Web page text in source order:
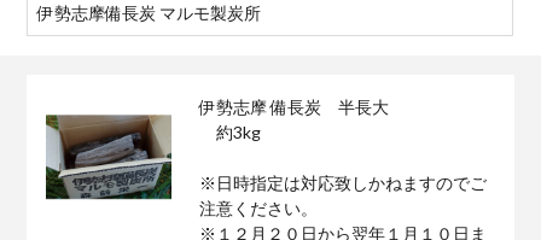
伊勢志摩備長炭 マルモ製炭所
伊勢志摩 備長炭 半長大
約3kg
※日時指定は対応致しかねますのでご
注意ください。
※１２月２０日から翌年１月１０日ま